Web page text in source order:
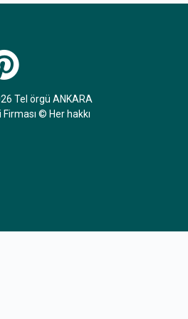
Tel örgü ANKARA
© Her hakkı